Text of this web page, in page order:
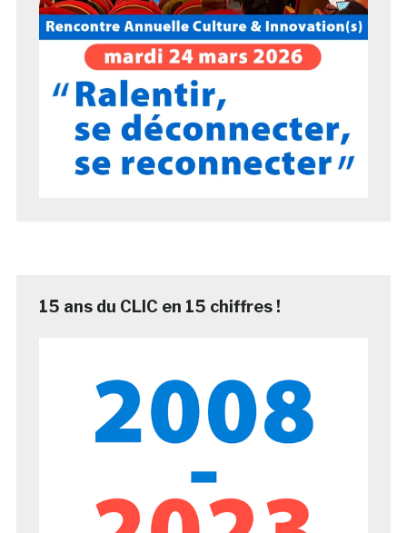
15 ans du CLIC en 15 chiffres !